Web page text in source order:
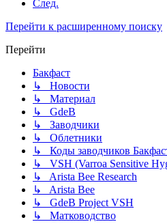
След.
Перейти к расширенному поиску
Перейти
Бакфаст
↳ Новости
↳ Материал
↳ GdeB
↳ Заводчики
↳ Облетники
↳ Коды заводчиков
↳ VSH (Varroa Sensitive
↳ Arista Bee Research
↳ Arista Bee
↳ GdeB Project VSH
↳ Матководство